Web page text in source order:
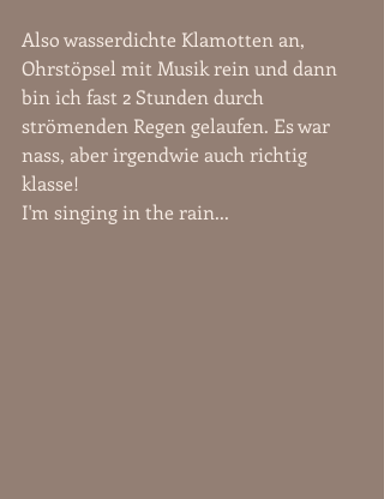
Also wasserdichte Klamotten an,
Ohrstöpsel mit Musik rein und dann
bin ich fast 2 Stunden durch
strömenden Regen gelaufen. Es war
nass, aber irgendwie auch richtig
klasse!
I'm singing in the rain...